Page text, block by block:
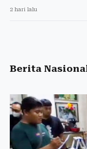
2 hari lalu
Berita